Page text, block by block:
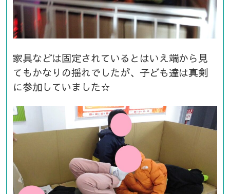
家具などは固定されているとはいえ端から見
てもかなりの揺れでしたが、子ども達は真剣
に参加していました☆